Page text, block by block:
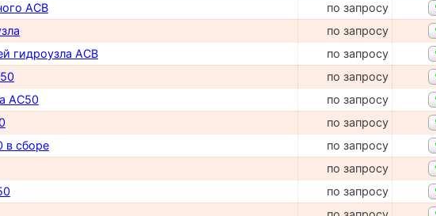
ACB
по запросу
по запросу
гидроузла ACB
по запросу
по запросу
AC50
по запросу
по запросу
в сборе
по запросу
по запросу
по запросу